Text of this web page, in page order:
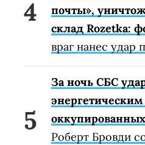
почты»,
склад Rozetka:
враг нанес удар
За ночь СБС
Роберт Бровди